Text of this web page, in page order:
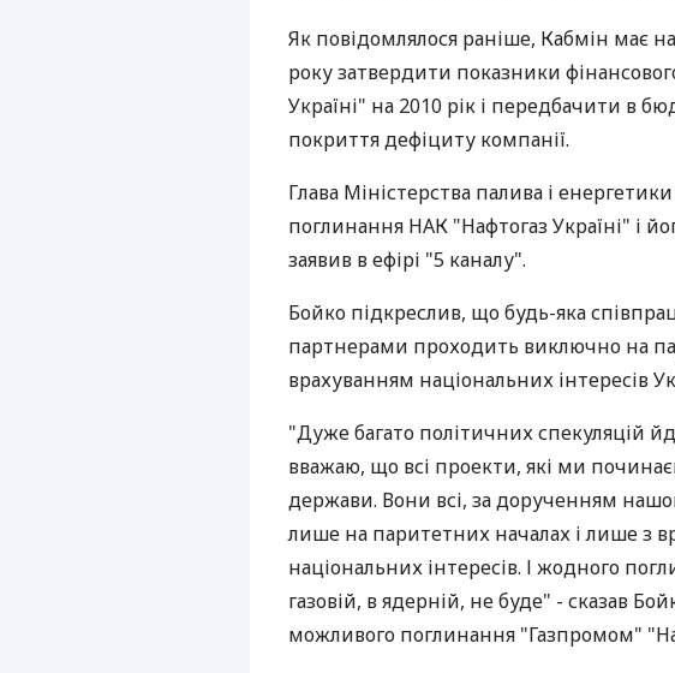
Як повідомлялося раніше, Кабмін має
року затвердити показники
Україні" на 2010 рік і передбачити в
покриття дефіциту компанії.
Глава Міністерства палива і
поглинання НАК "Нафтогаз Україні" і
заявив в ефірі "5 каналу".
Бойко підкреслив, що будь-яка
партнерами проходить виключно на
врахуванням національних інтересів
"Дуже багато політичних спекуляцій
вважаю, що всі проекти, які ми
держави. Вони всі, за дорученням
лише на паритетних началах і лише з
національних інтересів. І жодного
газовій, в ядерній, не буде" - сказав
можливого поглинання "Газпромом"